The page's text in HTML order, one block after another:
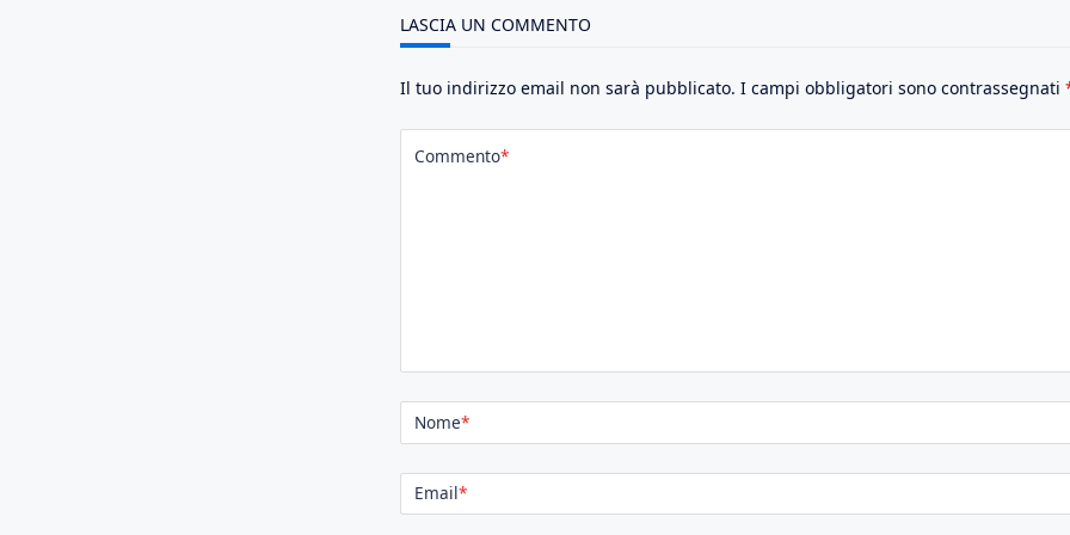
LASCIA UN COMMENTO
Il tuo indirizzo email non sarà pubblicato. I campi obbligatori sono contrassegnati
Commento*
Nome*
Email*